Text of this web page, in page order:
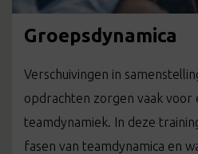
Groepsdynamica
Verschuivingen in
opdrachten zorgen vaak voor
teamdynamiek. In deze
fasen van teamdynamica en